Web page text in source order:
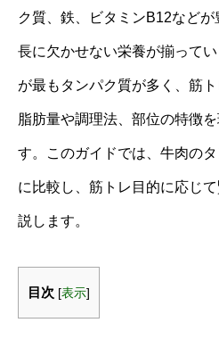
ク質、鉄、ビタミンB12など
長に欠かせない栄養が揃って
が最もタンパク質が多く、筋
脂肪量や調理法、部位の特徴
す。このガイドでは、牛肉の
に比較し、筋トレ目的に応じ
説します。
目次 [表示]